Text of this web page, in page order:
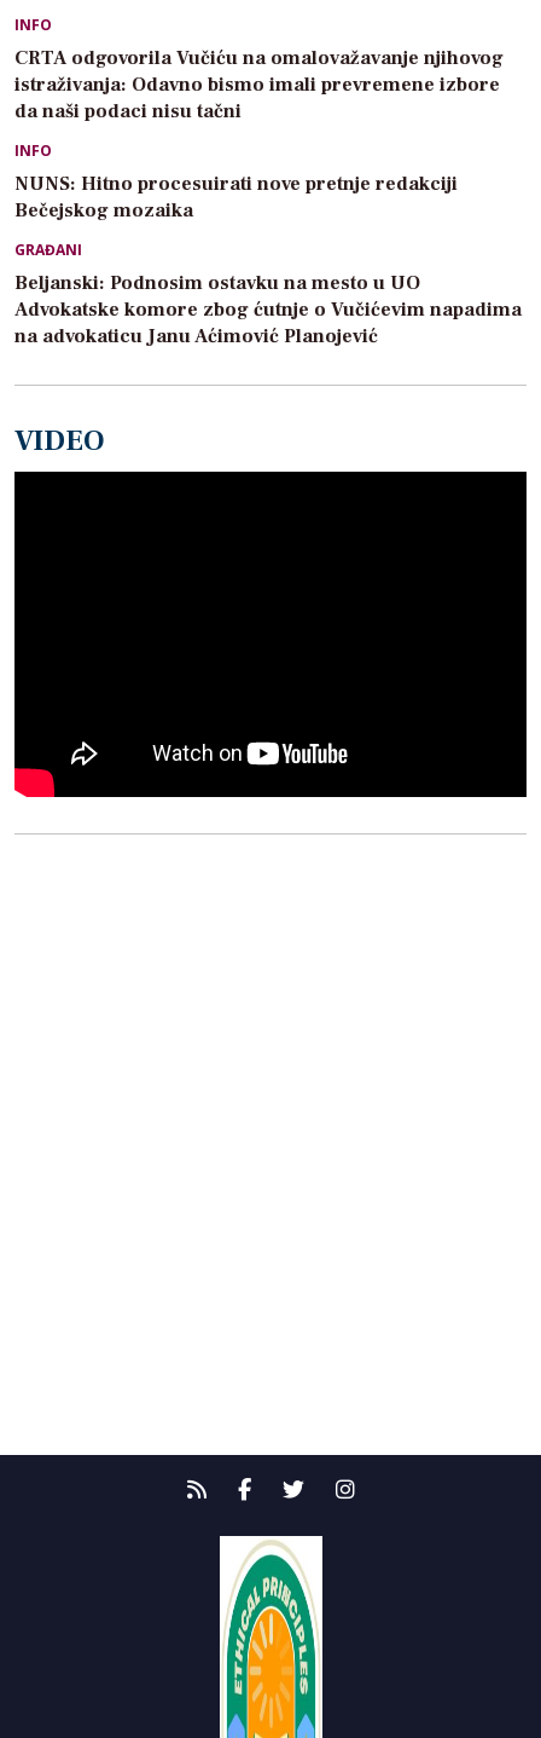
INFO
CRTA odgovorila Vučiću na omalovažavanje njihovog
istraživanja: Odavno bismo imali prevremene izbore
da naši podaci nisu tačni
INFO
NUNS: Hitno procesuirati nove pretnje redakciji
Bečejskog mozaika
GRAĐANI
Beljanski: Podnosim ostavku na mesto u UO
Advokatske komore zbog ćutnje o Vučićevim napadima
na advokaticu Janu Aćimović Planojević
VIDEO